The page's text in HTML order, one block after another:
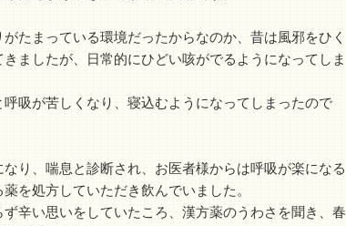
たまっている環境だったからなのか、昔は風邪をひく
ましたが、日常的にひどい咳がでるようになってしま
吸が苦しくなり、寝込むようになってしまったので
り、喘息と診断され、お医者様からは呼吸が楽になる
を処方していただき飲んでいました。
ず辛い思いをしていたころ、漢方薬のうわさを聞き、春